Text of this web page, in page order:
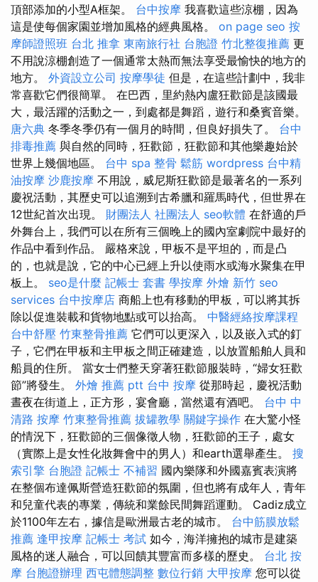
頂部添加的小型A框架。 台中按摩 我喜歡這些涼棚，因為
這是使每個家園並增加風格的經典風格。 on page seo 按
摩師證照班 台北 推拿 東南旅行社 台胞證 竹北整復推薦 更
不用說涼棚創造了一個通常太熱而無法享受最愉快的地方的
地方。 外資設立公司 按摩學徒 但是，在這些計劃中，我非
常喜歡它們很簡單。 在巴西，里約熱內盧狂歡節是該國最
大，最活躍的活動之一，到處都是舞蹈，遊行和桑賓音樂。
唐六典 冬季冬季仍有一個月的時間，但良好損失了。 台中
排毒推薦 與自然的同時，狂歡節，狂歡節和其他樂趣始於
世界上幾個地區。 台中 spa 整骨 鬆筋 wordpress 台中精
油按摩 沙鹿按摩 不用說，威尼斯狂歡節是最著名的一系列
慶祝活動，其歷史可以追溯到古希臘和羅馬時代，但世界在
12世紀首次出現。 財團法人 社團法人 seo軟體 在舒適的戶
外舞台上，我們可以在所有三個晚上的國內室劇院中最好的
作品中看到作品。 嚴格來說，甲板不是平坦的，而是凸
的，也就是說，它的中心已經上升以使雨水或海水聚集在甲
板上。 seo是什麼 記帳士 套書 學按摩 外燴 新竹 seo
services 台中按摩店 商船上也有移動的甲板，可以將其拆
除以促進裝載和貨物地點或可以抬高。 中醫經絡按摩課程
台中舒壓 竹東整骨推薦 它們可以更深入，以及嵌入式的釘
子，它們在甲板和主甲板之間正確建造，以放置船舶人員和
船員的住所。 當女士們整天穿著狂歡節服裝時，“婦女狂歡
節”將發生。 外燴 推薦 ptt 台中 按摩 從那時起，慶祝活動
晝夜在街道上，正方形，宴會廳，當然還有酒吧。 台中 中
清路 按摩 竹東整骨推薦 拔罐教學 關鍵字操作 在大驚小怪
的情況下，狂歡節的三個像徵人物，狂歡節的王子，處女
（實際上是女性化妝舞會中的男人）和earth選舉產生。 搜
索引擎 台胞證 記帳士 不補習 國內樂隊和外國嘉賓表演將
在整個布達佩斯營造狂歡節的氛圍，但也將有成年人，青年
和兒童代表的專業，傳統和業餘民間舞蹈運動。 Cadiz成立
於1100年左右，據信是歐洲最古老的城市。 台中筋膜放鬆
推薦 逢甲按摩 記帳士 考試 如今，海洋擁抱的城市是建築
風格的迷人融合，可以回饋其豐富而多樣的歷史。 台北 按
摩 台胞證辦理 西屯體態調整 數位行銷 大甲按摩 您可以從